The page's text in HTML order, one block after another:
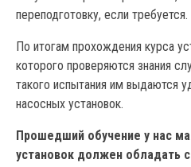
переподготовку, если требуется.
По итогам прохождения курса
которого проверяются знания
такого испытания им выдаются
насосных установок.
Прошедший обучение у нас
установок должен обладать